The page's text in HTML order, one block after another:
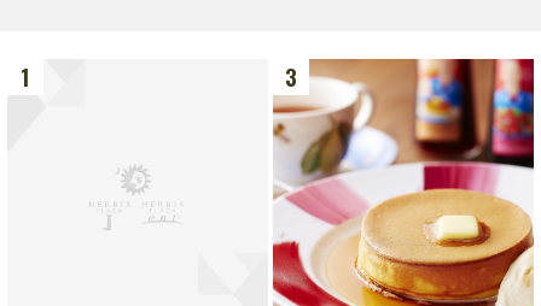
ビューティー、リラクゼーション、
フロアマップ
6F
オフィス、ショールーム
5F
オフィス、クリニック
ザ・リッツ・カールトン大阪連絡通路
1 3